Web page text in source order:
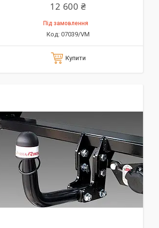
12 600 ₴
Під замовлення
07039/VM
Купити